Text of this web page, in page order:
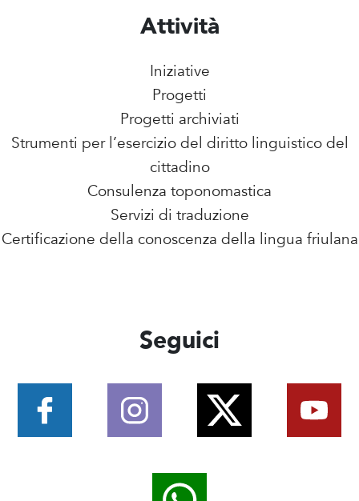
Attività
Iniziative
Progetti
Progetti archiviati
Strumenti per l’esercizio del diritto linguistico del
cittadino
Consulenza toponomastica
Servizi di traduzione
Certificazione della conoscenza della lingua friulana
Seguici